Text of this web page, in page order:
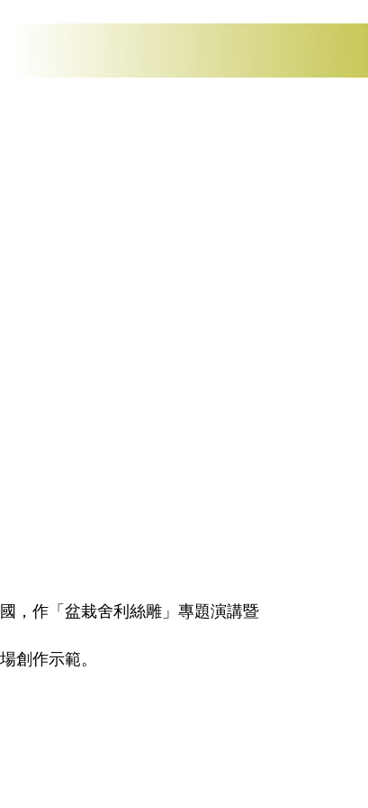
，作「盆栽舍利絲雕」專題演講暨
創作示範。